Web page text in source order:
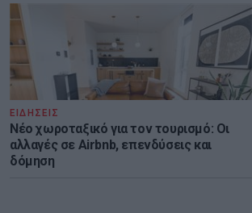
ΕΙΔΗΣΕΙΣ
Νέο χωροταξικό για τον τουρισμό: Οι
αλλαγές σε Airbnb, επενδύσεις και
δόμηση